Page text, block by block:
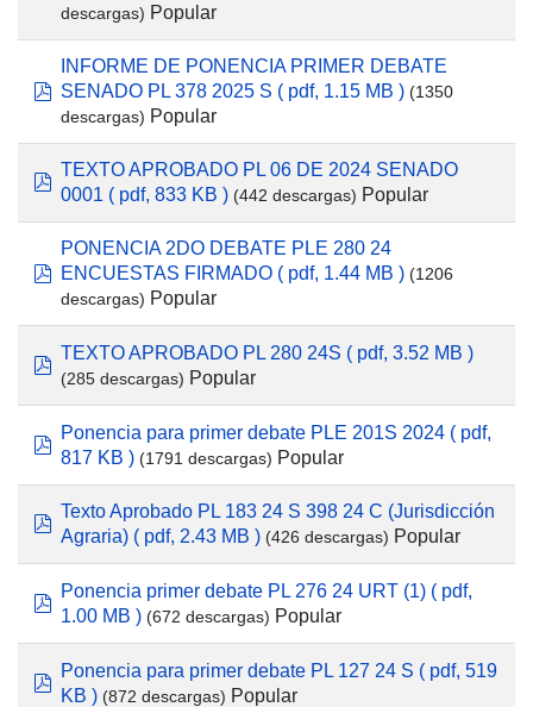
descargas) Popular
pdf
INFORME DE PONENCIA PRIMER DEBATE
SENADO PL 378 2025 S ( pdf, 1.15 MB ) (1350
descargas) Popular
pdf
TEXTO APROBADO PL 06 DE 2024 SENADO
0001 ( pdf, 833 KB ) (442 descargas) Popular
pdf
PONENCIA 2DO DEBATE PLE 280 24
ENCUESTAS FIRMADO ( pdf, 1.44 MB ) (1206
descargas) Popular
pdf
TEXTO APROBADO PL 280 24S ( pdf, 3.52 MB )
(285 descargas) Popular
pdf
Ponencia para primer debate PLE 201S 2024 ( pdf,
817 KB ) (1791 descargas) Popular
pdf
Texto Aprobado PL 183 24 S 398 24 C (Jurisdicción
Agraria) ( pdf, 2.43 MB ) (426 descargas) Popular
pdf
Ponencia primer debate PL 276 24 URT (1) ( pdf,
1.00 MB ) (672 descargas) Popular
pdf
Ponencia para primer debate PL 127 24 S ( pdf, 519
KB ) (872 descargas) Popular